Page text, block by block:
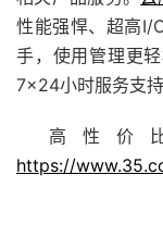
性能强悍、超高I/
手，使用管理更
7×24小时服务支持
高性价
https://